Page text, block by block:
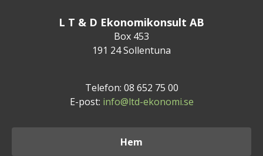
L T & D Ekonomikonsult AB
Box 453
191 24 Sollentuna
Telefon: 08 652 75 00
E-post: info@ltd-ekonomi.se
Hem